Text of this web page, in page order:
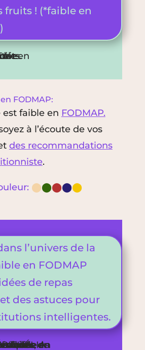
fruits ! (*faible en
FODMAP:
faible en FODMAP.
à l’écoute de vos
des recommandations
.
⬤⬤⬤⬤⬤
l’univers de la
en FODMAP
de repas
des astuces pour
intelligentes.